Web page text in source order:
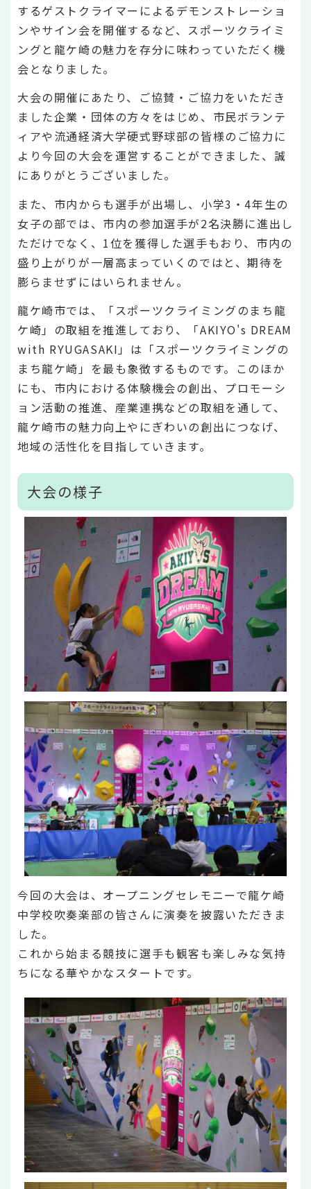
するゲストクライマーによるデモンストレーショ
ンやサイン会を開催するなど、スポーツクライミ
ングと龍ケ崎の魅力を存分に味わっていただく機
会となりました。
大会の開催にあたり、ご協賛・ご協力をいただき
ました企業・団体の方々をはじめ、市民ボランテ
ィアや流通経済大学硬式野球部の皆様のご協力に
より今回の大会を運営することができました、誠
にありがとうございました。
また、市内からも選手が出場し、小学3・4年生の
女子の部では、市内の参加選手が2名決勝に進出し
ただけでなく、1位を獲得した選手もおり、市内の
盛り上がりが一層高まっていくのではと、期待を
膨らませずにはいられません。
龍ケ崎市では、「スポーツクライミングのまち龍
ケ崎」の取組を推進しており、「AKIYO's DREAM
with RYUGASAKI」は「スポーツクライミングの
まち龍ケ崎」を最も象徴するものです。このほか
にも、市内における体験機会の創出、プロモーシ
ョン活動の推進、産業連携などの取組を通して、
龍ケ崎市の魅力向上やにぎわいの創出につなげ、
地域の活性化を目指していきます。
大会の様子
今回の大会は、オープニングセレモニーで龍ケ崎
中学校吹奏楽部の皆さんに演奏を披露いただきま
した。
これから始まる競技に選手も観客も楽しみな気持
ちになる華やかなスタートです。